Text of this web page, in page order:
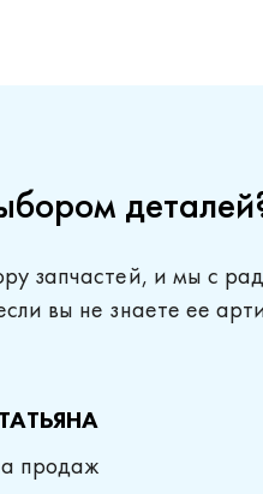
запчастей, и мы с
вы не знаете ее
продаж